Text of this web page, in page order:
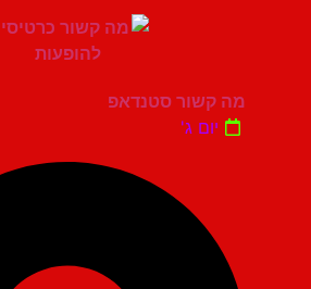
מה קשור סטנדאפ
יום ג'